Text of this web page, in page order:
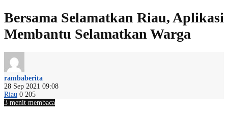
Bersama Selamatkan Riau, Aplikasi
Membantu Selamatkan Warga
rambaberita
28 Sep 2021 09:08
Riau 0 205
3 menit membaca